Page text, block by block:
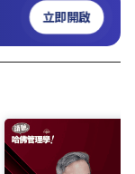
立即開啟